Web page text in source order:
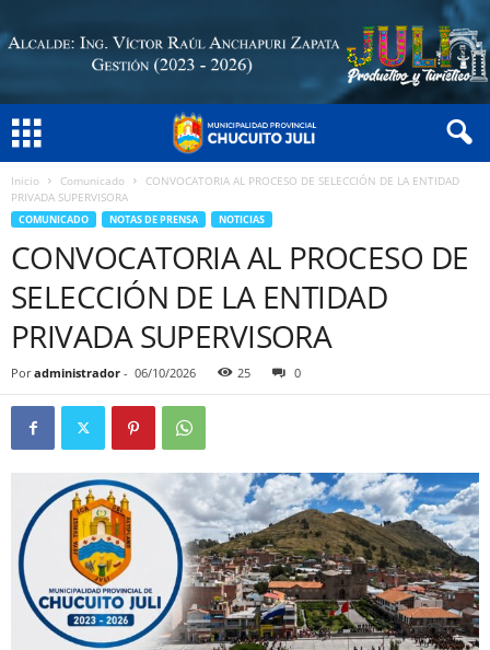
Inicio Comunicado
CONVOCATORIA AL PROCESO DE SELECCIÓN DE LA ENTIDAD
PRIVADA SUPERVISORA
COMUNICADO NOTAS DE PRENSA NOTICIAS
CONVOCATORIA AL PROCESO DE
SELECCIÓN DE LA ENTIDAD
PRIVADA SUPERVISORA
Por administrador - 06/10/2026 25 0